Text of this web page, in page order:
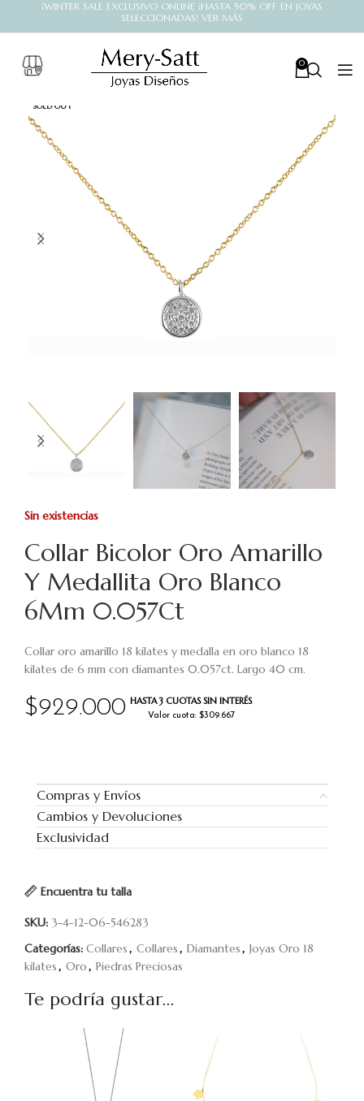
¡WINTER SALE EXCLUSIVO ONLINE ¡HASTA 50% OFF EN JOYAS
SELECCIONADAS! VER MÁS
0
SOLD OUT
Collar Bicolor Oro Amarillo
Y Medallita Oro Blanco
6Mm 0.057Ct
$929.000 HASTA 3 CUOTAS SIN INTERÉS
Valor cuota: $309.667
Collar oro amarillo 18 kilates y medalla en oro blanco 18
kilates de 6 mm con diamantes 0.057ct. Largo 40 cm.
Sin existencias
Encuentra tu talla
Compras y Envíos
Cambios y Devoluciones
Exclusividad
SKU: 3-4-12-06-546283
Categorías: Collares, Collares, Diamantes, Joyas Oro 18
kilates, Oro, Piedras Preciosas
Te podría gustar...